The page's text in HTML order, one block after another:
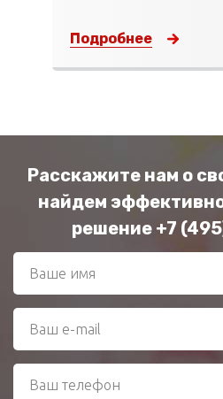
Подробнее
Расскажите нам о
найдем
решение +7